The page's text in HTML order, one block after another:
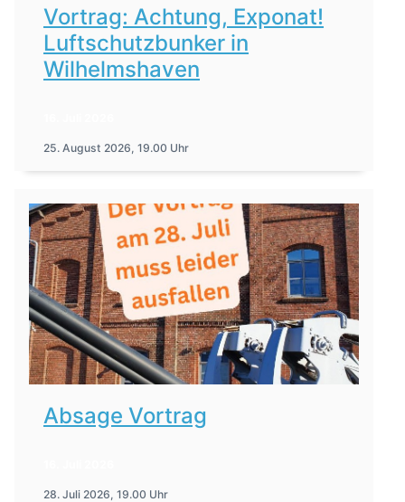
Vortrag: Achtung, Exponat!
Luftschutzbunker in
Wilhelmshaven
25. August 2026, 19.00 Uhr
Absage Vortrag
28. Juli 2026, 19.00 Uhr